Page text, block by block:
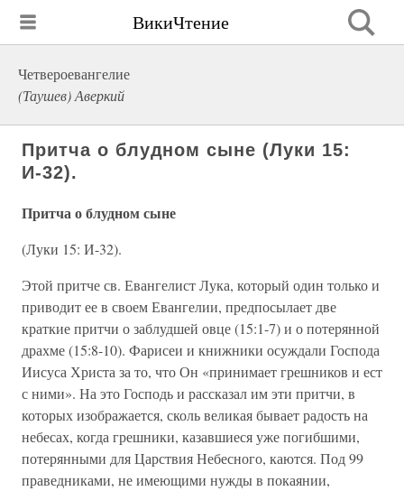
ВикиЧтение
Четвероевангелие
(Таушев) Аверкий
Притча о блудном сыне (Луки 15:
И-32).
Притча о блудном сыне
(Луки 15: И-32).
Этой притче св. Евангелист Лука, который один только и
приводит ее в своем Евангелии, предпосылает две
краткие притчи о заблудшей овце (15:1-7) и о потерянной
драхме (15:8-10). Фарисеи и книжники осуждали Господа
Иисуса Христа за то, что Он «принимает грешников и ест
с ними». На это Господь и рассказал им эти притчи, в
которых изображается, сколь великая бывает радость на
небесах, когда грешники, казавшиеся уже погибшими,
потерянными для Царствия Небесного, каются. Под 99
праведниками, не имеющими нужды в покаянии,